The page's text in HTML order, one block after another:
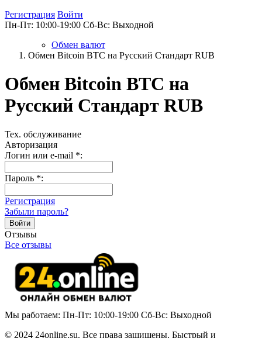
Регистрация Войти
Пн-Пт: 10:00-19:00 Сб-Вс: Выходной
Обмен валют
Обмен Bitcoin BTC на Русский Стандарт RUB
Обмен Bitcoin BTC на
Русский Стандарт RUB
Тех. обслуживание
Авторизация
Логин или e-mail *:
Пароль *:
Регистрация
Забыли пароль?
Отзывы
Все отзывы
Мы работаем: Пн-Пт: 10:00-19:00 Сб-Вс: Выходной
© 2024 24online.su. Все права защищены. Быстрый и